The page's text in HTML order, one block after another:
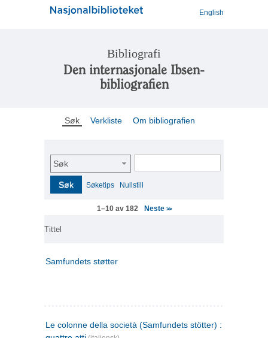
English
Bibliografi
Den internasjonale Ibsen-
bibliografien
Søk Verkliste Om bibliografien
Søk
Søk Søketips Nullstill
1–10 av 182 Neste >>
Tittel
Samfundets støtter
Le colonne della società (Samfundets stötter) : commedia